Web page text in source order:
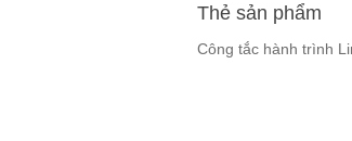
Thẻ sản phẩm
Công tắc hành trình